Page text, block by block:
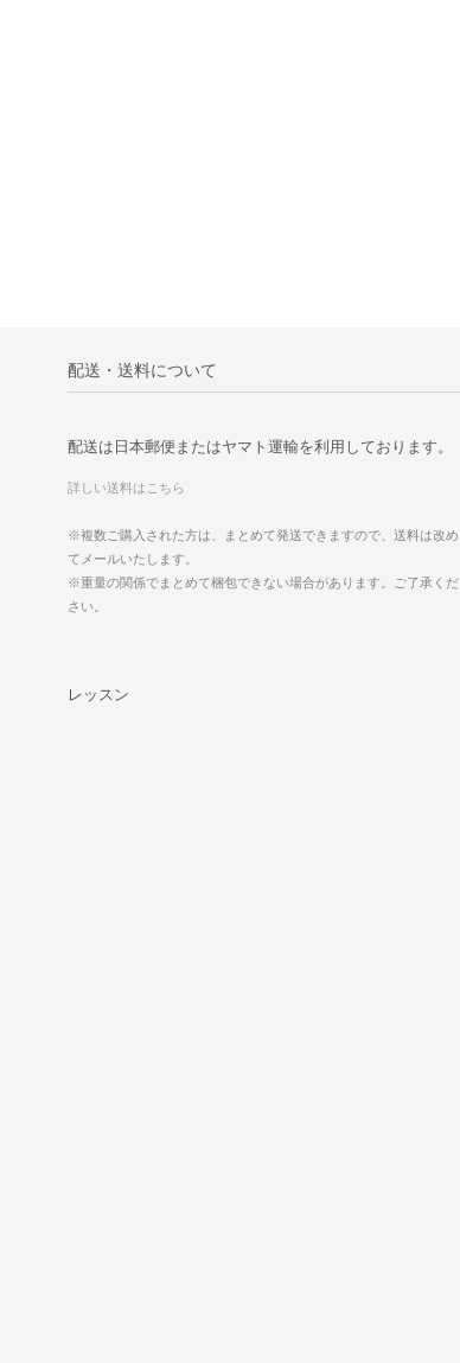
配送・送料について
配送は日本郵便またはヤマト運輸を利用しております。
詳しい送料はこちら
※複数ご購入された方は、まとめて発送できますので、送料は改め
てメールいたします。
※重量の関係でまとめて梱包できない場合があります。ご了承くだ
さい。
レッスン